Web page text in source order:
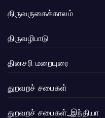
திருவருகைக்காலம்
திருவழிபாடு
தினசரி மறையுரை
துறவறச் சபைகள்
துறவறச் சபைகள்_இந்தியா